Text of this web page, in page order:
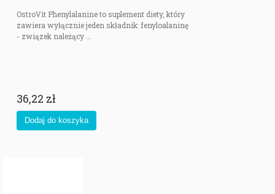
OstroVit Phenylalanine to suplement diety, który
zawiera wyłącznie jeden składnik: fenyloalaninę
- związek należący ...
36,22 zł